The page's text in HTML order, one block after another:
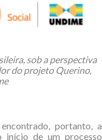
sob a perspectiva
do projeto Querino,
portanto, a
início de um processo